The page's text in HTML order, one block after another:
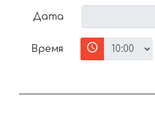
Дата
Время